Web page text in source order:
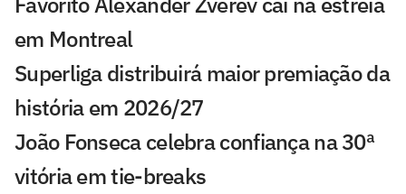
em Montreal
Superliga distribuirá maior premiação da
história em 2026/27
João Fonseca celebra confiança na 30ª
vitória em tie-breaks